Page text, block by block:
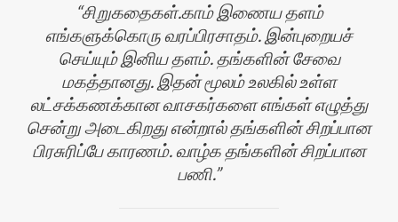
சிறுகதைகள்.காம் இணைய தளம்
எங்களுக்கொரு வரப்பிரசாதம். இன்புறையச்
செய்யும் இனிய தளம். தங்களின் சேவை
மகத்தானது. இதன் மூலம் உலகில் உள்ள
லட்சக்கணக்கான வாசகர்களை எங்கள் எழுத்து
சென்று அடைகிறது என்றால் தங்களின் சிறப்பான
பிரசுரிப்பே காரணம். வாழ்க தங்களின் சிறப்பான
பணி.